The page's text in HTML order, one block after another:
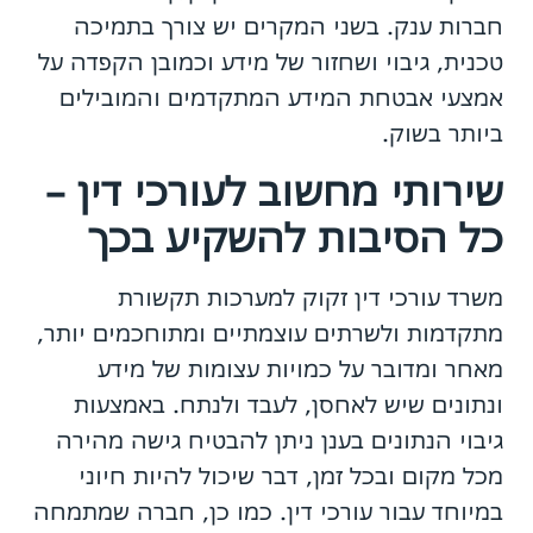
חברות ענק. בשני המקרים יש צורך בתמיכה
טכנית, גיבוי ושחזור של מידע וכמובן הקפדה על
אמצעי אבטחת המידע המתקדמים והמובילים
ביותר בשוק.
שירותי מחשוב לעורכי דין –
כל הסיבות להשקיע בכך
משרד עורכי דין זקוק למערכות תקשורת
מתקדמות ולשרתים עוצמתיים ומתוחכמים יותר,
מאחר ומדובר על כמויות עצומות של מידע
ונתונים שיש לאחסן, לעבד ולנתח. באמצעות
גיבוי הנתונים בענן ניתן להבטיח גישה מהירה
מכל מקום ובכל זמן, דבר שיכול להיות חיוני
במיוחד עבור עורכי דין. כמו כן, חברה שמתמחה